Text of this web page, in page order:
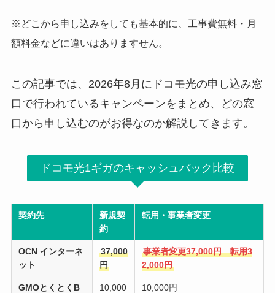
※どこから申し込みをしても基本的に、工事費無料・月
額料金などに違いはありますせん。
この記事では、2026年8月にドコモ光の申し込み窓
口で行われているキャンペーンをまとめ、どの窓
口から申し込むのがお得なのか解説してきます。
ドコモ光1ギガのキャッシュバック比較
契約先
新規契
約
転用・事業者変更
OCN インターネ
ット
37,000
円
事業者変更37,000円 転用3
2,000円
GMOとくとくB
10,000
10,000円